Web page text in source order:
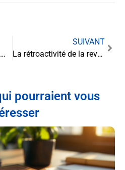
L’indemnité de licenciement : droits, calculs et enjeux pour les salariés
SUIVANT
La rétroactivité de la revalorisation des pensions alimentaires : un droit méconnu aux enjeux cruciaux
pourraient vous